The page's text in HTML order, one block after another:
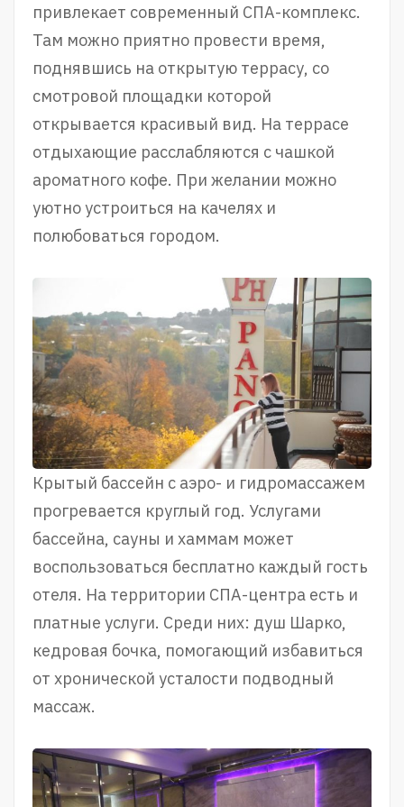
привлекает современный СПА-комплекс.
Там можно приятно провести время,
поднявшись на открытую террасу, со
смотровой площадки которой
открывается красивый вид. На террасе
отдыхающие расслабляются с чашкой
ароматного кофе. При желании можно
уютно устроиться на качелях и
полюбоваться городом.
Крытый бассейн с аэро- и гидромассажем
прогревается круглый год. Услугами
бассейна, сауны и хаммам может
воспользоваться бесплатно каждый гость
отеля. На территории СПА-центра есть и
платные услуги. Среди них: душ Шарко,
кедровая бочка, помогающий избавиться
от хронической усталости подводный
массаж.